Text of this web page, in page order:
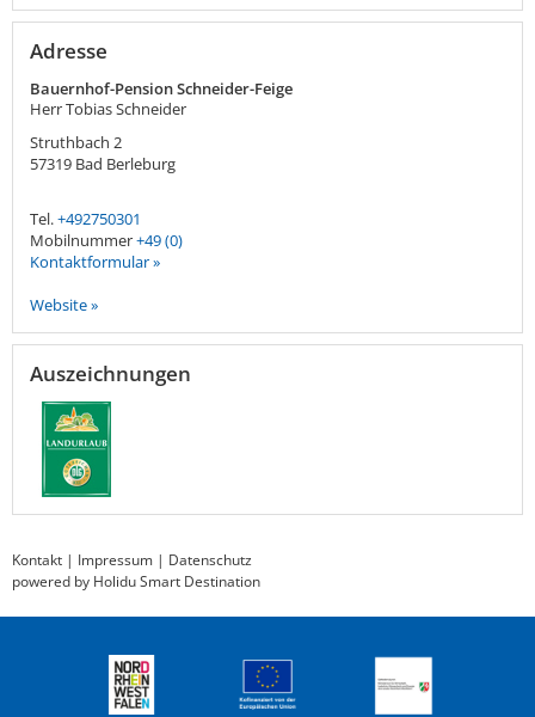
Adresse
Bauernhof-Pension Schneider-Feige
Herr Tobias Schneider
Struthbach 2
57319 Bad Berleburg
Tel.+492750301
Mobilnummer+49 (0)
Kontaktformular »
Website »
Auszeichnungen
Kontakt | Impressum | Datenschutz
powered by Holidu Smart Destination